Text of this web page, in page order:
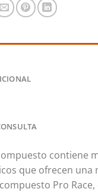
contiene
que ofrecen una
Pro